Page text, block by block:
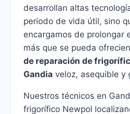
desarrollan altas
periodo de vida útil, sino
encargamos de prolongar
más que se pueda
de reparación de
Gandia veloz, asequible y
Nuestros técnicos en
frigorífico Newpol